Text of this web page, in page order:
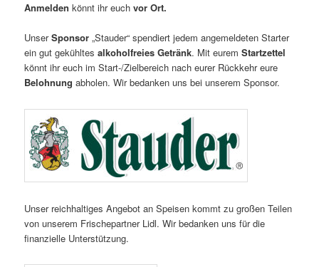
Anmelden könnt ihr euchvor Ort.
UnserSponsor „Stauder“ spendiert jedem angemeldeten Starter
ein gut gekühltesalkoholfreies Getränk. Mit euremStartzettel
könnt ihr euch im Start-/Zielbereich nach eurer Rückkehr eure
Belohnung abholen. Wir bedanken uns bei unserem Sponsor.
Unser reichhaltiges Angebot an Speisen kommt zu großen Teilen
von unserem Frischepartner Lidl. Wir bedanken uns für die
finanzielle Unterstützung.